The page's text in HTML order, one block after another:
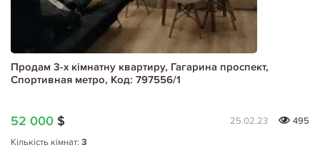
Продам 3-х кімнатну квартиру, Гагарина проспект,
Спортивная метро, Код: 797556/1
52 000 $ 25.02.23
495
Кількість кімнат: 3